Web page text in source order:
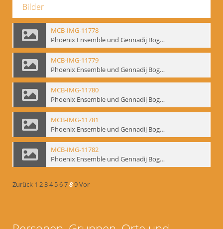
Bilder
MCB-IMG-11778
Phoenix Ensemble und Gennadij Bogdanow; BM-img-105-4
MCB-IMG-11779
Phoenix Ensemble und Gennadij Bogdanow; BM-img-105-5
MCB-IMG-11780
Phoenix Ensemble und Gennadij Bogdanow; BM-img-105-6
MCB-IMG-11781
Phoenix Ensemble und Gennadij Bogdanow; BM-img-105-7
MCB-IMG-11782
Phoenix Ensemble und Gennadij Bogdanow; BM-img-105-8
Zurück 1 234 56789Vor